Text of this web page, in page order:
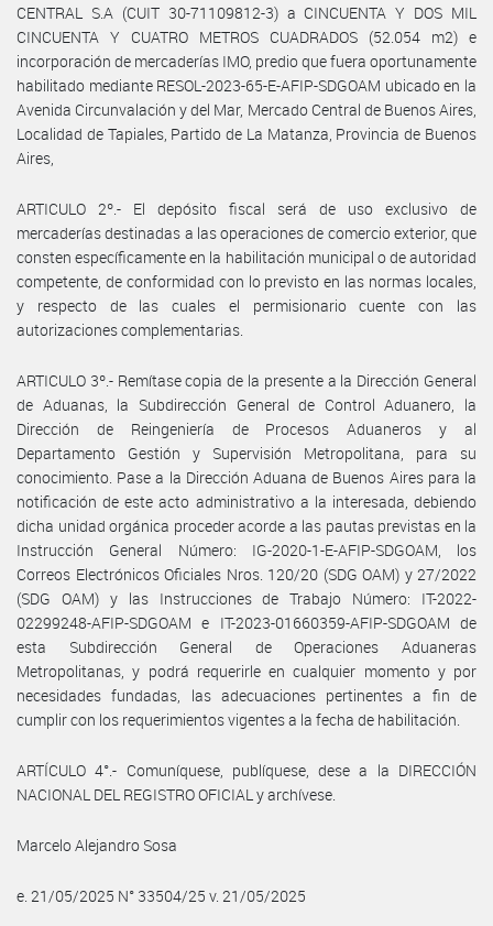
CENTRAL S.A (CUIT 30-71109812-3) a CINCUENTA Y DOS MIL
CINCUENTA Y CUATRO METROS CUADRADOS (52.054 m2) e
incorporación de mercaderías IMO, predio que fuera oportunamente
habilitado mediante RESOL-2023-65-E-AFIP-SDGOAM ubicado en la
Avenida Circunvalación y del Mar, Mercado Central de Buenos Aires,
Localidad de Tapiales, Partido de La Matanza, Provincia de Buenos
Aires,
ARTICULO 2º.- El depósito fiscal será de uso exclusivo de
mercaderías destinadas a las operaciones de comercio exterior, que
consten específicamente en la habilitación municipal o de autoridad
competente, de conformidad con lo previsto en las normas locales,
y respecto de las cuales el permisionario cuente con las
autorizaciones complementarias.
ARTICULO 3º.- Remítase copia de la presente a la Dirección General
de Aduanas, la Subdirección General de Control Aduanero, la
Dirección de Reingeniería de Procesos Aduaneros y al
Departamento Gestión y Supervisión Metropolitana, para su
conocimiento. Pase a la Dirección Aduana de Buenos Aires para la
notificación de este acto administrativo a la interesada, debiendo
dicha unidad orgánica proceder acorde a las pautas previstas en la
Instrucción General Número: IG-2020-1-E-AFIP-SDGOAM, los
Correos Electrónicos Oficiales Nros. 120/20 (SDG OAM) y 27/2022
(SDG OAM) y las Instrucciones de Trabajo Número: IT-2022-
02299248-AFIP-SDGOAM e IT-2023-01660359-AFIP-SDGOAM de
esta Subdirección General de Operaciones Aduaneras
Metropolitanas, y podrá requerirle en cualquier momento y por
necesidades fundadas, las adecuaciones pertinentes a fin de
cumplir con los requerimientos vigentes a la fecha de habilitación.
ARTÍCULO 4°.- Comuníquese, publíquese, dese a la DIRECCIÓN
NACIONAL DEL REGISTRO OFICIAL y archívese.
Marcelo Alejandro Sosa
e. 21/05/2025 N° 33504/25 v. 21/05/2025